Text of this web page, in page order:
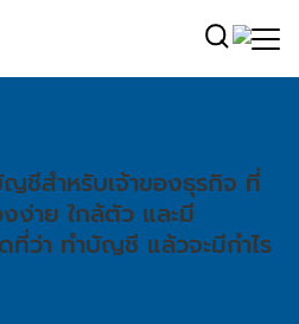
ชีสำหรับเจ้าของธุรกิจ ที่
ง่าย ใกล้ตัว และมี
ที่ว่า ทำบัญชี แล้วจะมีกำไร